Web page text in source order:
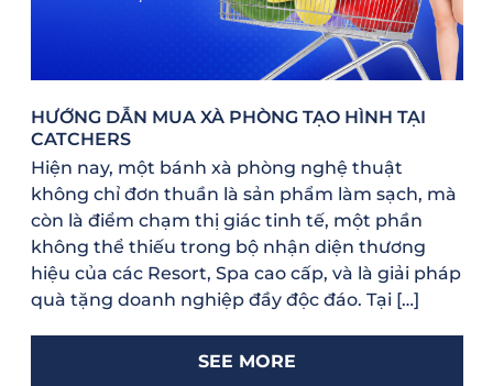
HƯỚNG DẪN MUA XÀ PHÒNG TẠO HÌNH TẠI
CATCHERS
Hiện nay, một bánh xà phòng nghệ thuật
không chỉ đơn thuần là sản phẩm làm sạch, mà
còn là điểm chạm thị giác tinh tế, một phần
không thể thiếu trong bộ nhận diện thương
hiệu của các Resort, Spa cao cấp, và là giải pháp
quà tặng doanh nghiệp đầy độc đáo. Tại […]
SEE MORE